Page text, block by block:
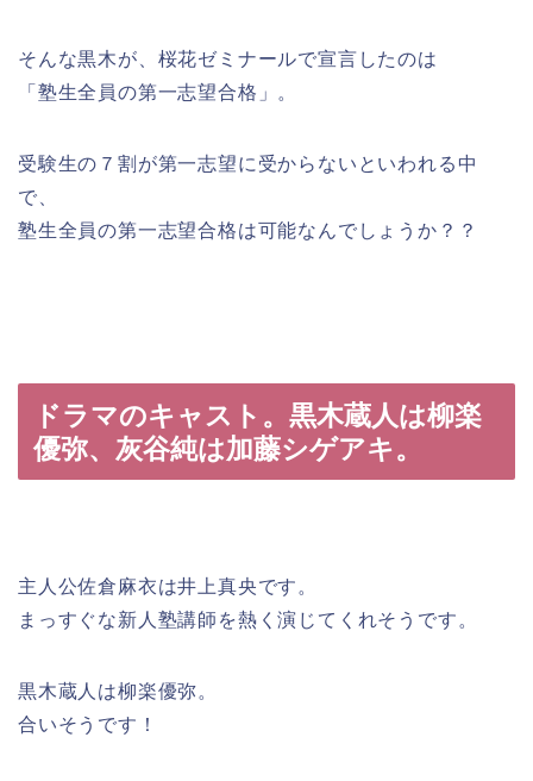
そんな黒木が、桜花ゼミナールで宣言したのは
「塾生全員の第一志望合格」。
受験生の７割が第一志望に受からないといわれる中
で、
塾生全員の第一志望合格は可能なんでしょうか？？
ドラマのキャスト。黒木蔵人は柳楽
優弥、灰谷純は加藤シゲアキ。
主人公佐倉麻衣は井上真央です。
まっすぐな新人塾講師を熱く演じてくれそうです。
黒木蔵人は柳楽優弥。
合いそうです！